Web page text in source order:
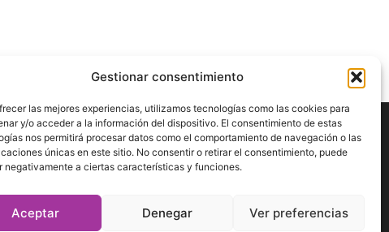
Gestionar consentimiento
las mejores experiencias, utilizamos tecnologías como las cookies para
y/o acceder a la información del dispositivo. El consentimiento de estas
nos permitirá procesar datos como el comportamiento de navegación o las
únicas en este sitio. No consentir o retirar el consentimiento, puede
negativamente a ciertas características y funciones.
Aceptar Denegar Ver preferencias
SÍGUENOS